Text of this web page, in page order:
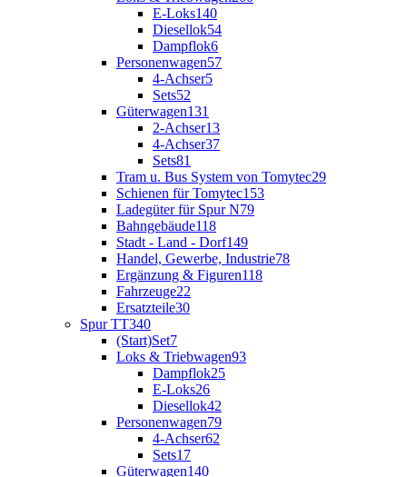
E-Loks140
Diesellok54
Dampflok6
Personenwagen57
4-Achser5
Sets52
Güterwagen131
2-Achser13
4-Achser37
Sets81
Tram u. Bus System von Tomytec29
Schienen für Tomytec153
Ladegüter für Spur N79
Bahngebäude118
Stadt - Land - Dorf149
Handel, Gewerbe, Industrie78
Ergänzung & Figuren118
Fahrzeuge22
Ersatzteile30
Spur TT340
(Start)Set7
Loks & Triebwagen93
Dampflok25
E-Loks26
Diesellok42
Personenwagen79
4-Achser62
Sets17
Güterwagen140